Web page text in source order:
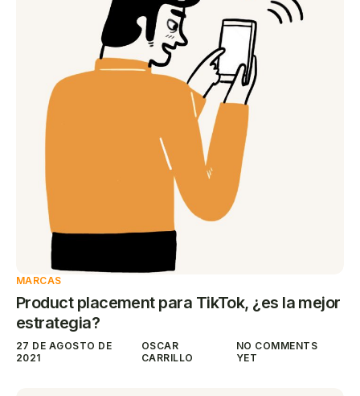
MARCAS
Product placement para TikTok, ¿es la mejor
estrategia?
27 DE AGOSTO DE
2021
OSCAR
CARRILLO
NO COMMENTS
YET